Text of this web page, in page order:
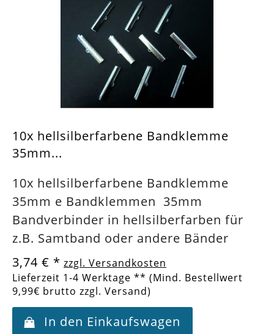
10x hellsilberfarbene Bandklemme
35mm...
10x hellsilberfarbene Bandklemme
35mm e Bandklemmen 35mm
Bandverbinder in hellsilberfarben für
z.B. Samtband oder andere Bänder
3,74 € * zzgl. Versandkosten
Lieferzeit 1-4 Werktage ** (Mind. Bestellwert
9,99€ brutto zzgl. Versand)
In den Einkaufswagen